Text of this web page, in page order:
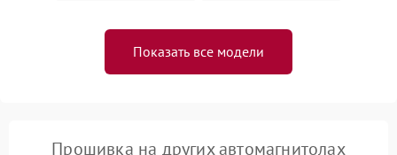
Показать все модели
Прошивка на других автомагнитолах